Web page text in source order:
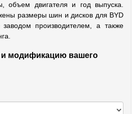
объем двигателя и год выпуска.
размеры шин и дисков для BYD
производителем, а также
и модификацию вашего